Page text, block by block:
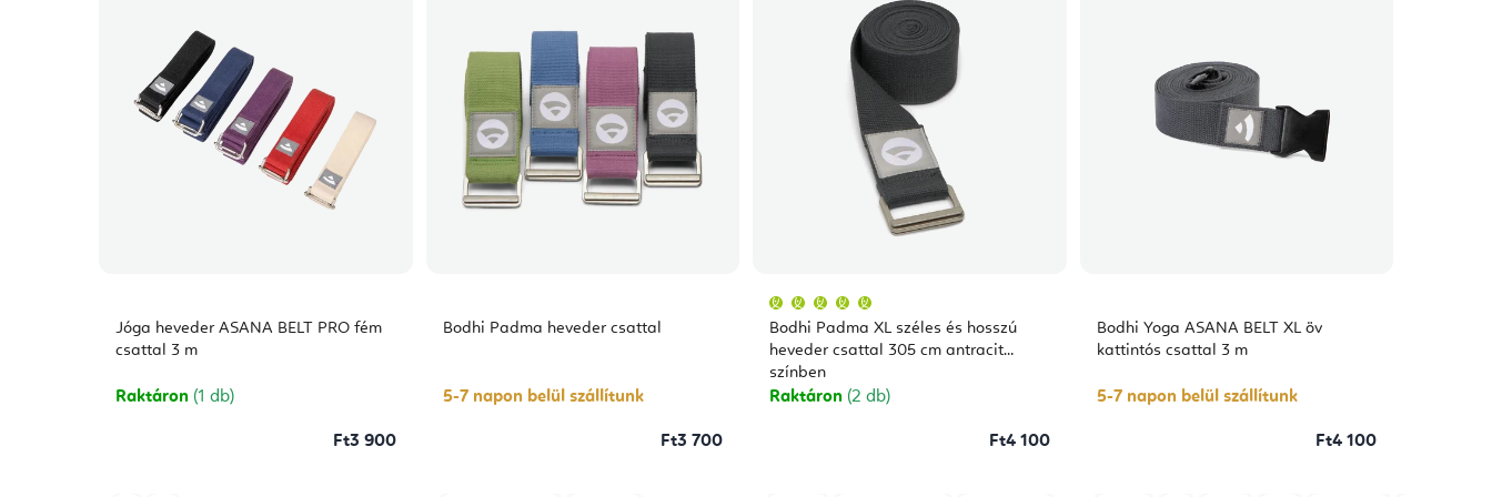
Jóga heveder ASANA BELT PRO fém
csattal 3 m
Raktáron (1 db)
Ft3 900
Bodhi Padma heveder csattal
5-7 napon belül szállítunk
Ft3 700
Bodhi Padma XL széles és hosszú
heveder csattal 305 cm antracit
színben
átlagos
értékelése
5-
csillag.
Raktáron (2 db)
Ft4 100
Bodhi Yoga ASANA BELT XL öv
kattintós csattal 3 m
5-7 napon belül szállítunk
Ft4 100